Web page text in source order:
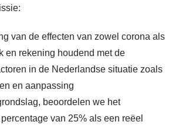
van de effecten van zowel corona als
en rekening houdend met de
in de Nederlandse situatie zoals
en aanpassing
beoordelen we het
van 25% als een reëel